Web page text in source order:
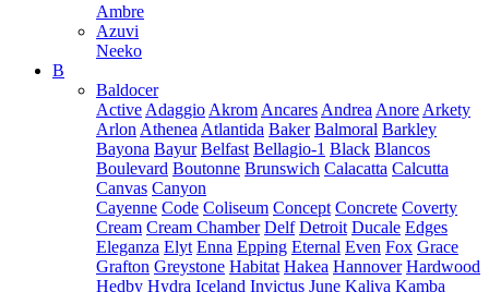
Ambre
Azuvi
Neeko
B
Baldocer
Active Adaggio Akrom Ancares Andrea Anore Arkety
Arlon Athenea Atlantida Baker Balmoral Barkley
Bayona Bayur Belfast Bellagio-1 Black Blancos
Boulevard Boutonne Brunswich Calacatta Calcutta
Canvas Canyon
Cayenne Code Coliseum Concept Concrete Coverty
Cream Cream Chamber Delf Detroit Ducale Edges
Eleganza Elyt Enna Epping Eternal Even Fox Grace
Grafton Greystone Habitat Hakea Hannover Hardwood
Hedby Hydra Iceland Invictus June Kaliva Kamba